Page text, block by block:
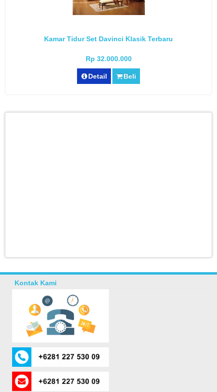
Kamar Tidur Set Davinci Klasik Terbaru
Rp 32.000.000
Detail Beli
Kontak Kami